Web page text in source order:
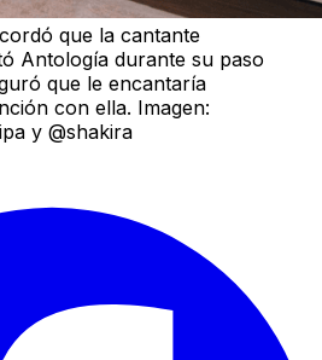
que la cantante
Antología durante su paso
que le encantaría
con ella. Imagen:
y @shakira